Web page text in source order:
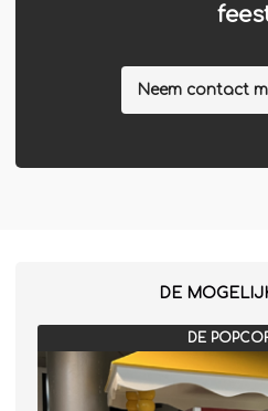
Neem contact
DE
DE